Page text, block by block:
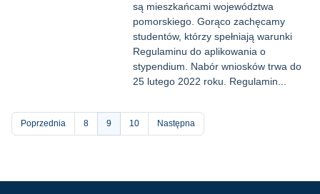
są mieszkańcami województwa
pomorskiego. Gorąco zachęcamy
studentów, którzy spełniają warunki
Regulaminu do aplikowania o
stypendium. Nabór wniosków trwa do
25 lutego 2022 roku. Regulamin...
Stronicowanie
Poprzednia Strona
8
Bieżąca
strona
9 Strona
10 Następna